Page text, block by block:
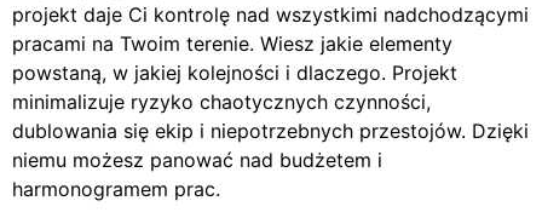
projekt daje Ci kontrolę nad wszystkimi nadchodzącymi
pracami na Twoim terenie. Wiesz jakie elementy
powstaną, w jakiej kolejności i dlaczego. Projekt
minimalizuje ryzyko chaotycznych czynności,
dublowania się ekip i niepotrzebnych przestojów. Dzięki
niemu możesz panować nad budżetem i
harmonogramem prac.